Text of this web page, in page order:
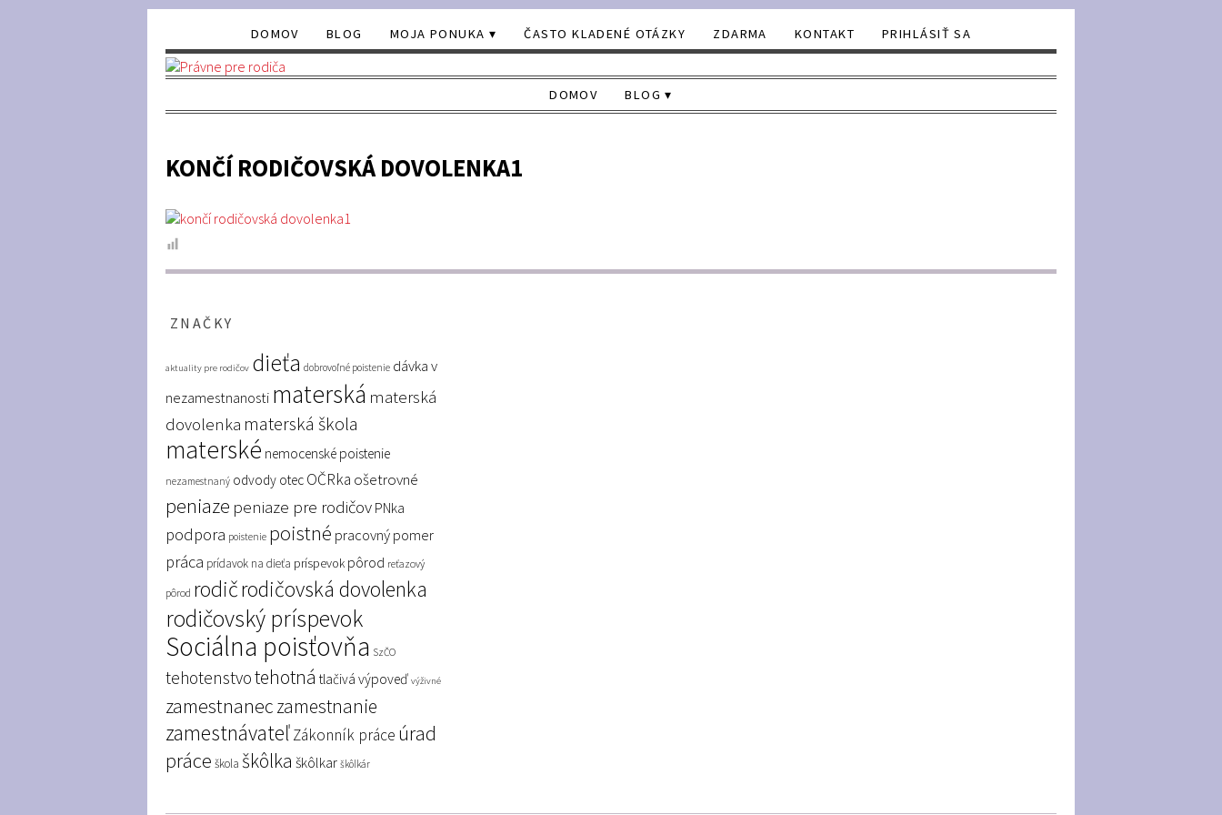
DOMOV BLOG MOJA PONUKA ČASTO KLADENÉ OTÁZKY ZDARMA KONTAKT PRIHLÁSIŤ SA
DOMOV BLOG
KONČÍ RODIČOVSKÁ DOVOLENKA1
ZNAČKY
aktuality pre rodičov dieťa dobrovoľné poistenie dávka v
nezamestnanosti materská materská
dovolenka materská škola
materské nemocenské poistenie
nezamestnaný odvody otec OČRka ošetrovné
peniaze peniaze pre rodičov PNka
podpora poistenie poistné pracovný pomer
práca prídavok na dieťa príspevok pôrod reťazový
pôrod rodičrodičovská dovolenka
rodičovský príspevok
Sociálna poisťovňa SzČO
tehotenstvotehotná tlačivá výpoveď výživné
zamestnaneczamestnanie
zamestnávateľZákonník práce úrad
práce škola škôlka škôlkar škôlkár